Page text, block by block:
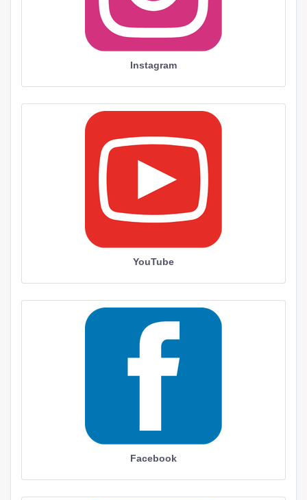
Instagram
YouTube
Facebook